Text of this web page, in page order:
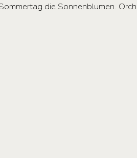
die Sonnenblumen.